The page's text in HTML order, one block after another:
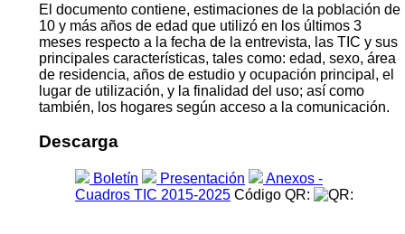
El documento contiene, estimaciones de la población de
10 y más años de edad que utilizó en los últimos 3
meses respecto a la fecha de la entrevista, las TIC y sus
principales características, tales como: edad, sexo, área
de residencia, años de estudio y ocupación principal, el
lugar de utilización, y la finalidad del uso; así como
también, los hogares según acceso a la comunicación.
Descarga
Boletín Presentación
Anexos -
Cuadros TIC 2015-2025 Código QR: